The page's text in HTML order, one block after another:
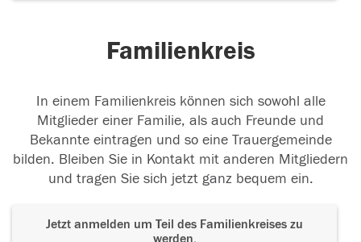
Familienkreis
In einem Familienkreis können sich sowohl alle
Mitglieder einer Familie, als auch Freunde und
Bekannte eintragen und so eine Trauergemeinde
bilden. Bleiben Sie in Kontakt mit anderen Mitgliedern
und tragen Sie sich jetzt ganz bequem ein.
Jetzt anmelden um Teil des Familienkreises zu
werden.